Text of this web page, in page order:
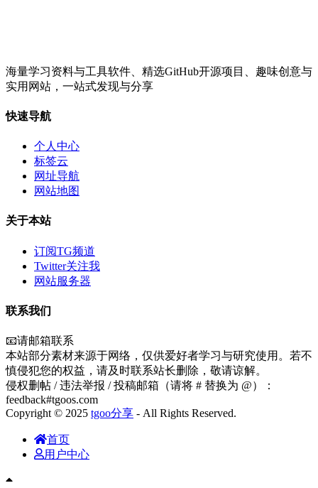
海量学习资料与工具软件、精选GitHub开源项目、趣味创意与
实用网站，一站式发现与分享
快速导航
个人中心
标签云
网址导航
网站地图
关于本站
订阅TG频道
Twitter关注我
网站服务器
联系我们
📧请邮箱联系
本站部分素材来源于网络，仅供爱好者学习与研究使用。若不
慎侵犯您的权益，请及时联系站长删除，敬请谅解。
侵权删帖 / 违法举报 / 投稿邮箱（请将 # 替换为 @）：
feedback#tgoos.com
Copyright © 2025 tgoo分享 - All Rights Reserved.
首页
用户中心